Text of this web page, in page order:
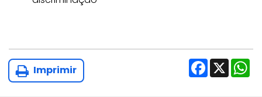
Imprimir
Facebook
X